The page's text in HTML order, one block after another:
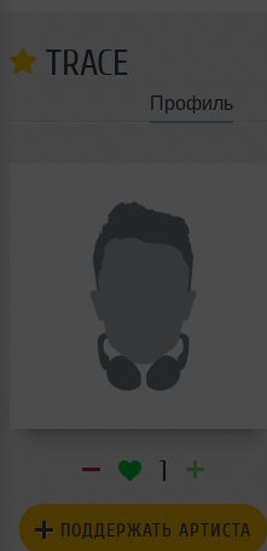
TRACE
Профиль
1
ПОДДЕРЖАТЬ АРТИСТА